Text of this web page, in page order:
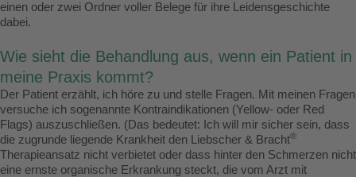
einen oder zwei Ordner voller Belege für ihre Leidensgeschichte
dabei.
Wie sieht die Behandlung aus, wenn ein Patient in
meine Praxis kommt?
Der Patient erzählt, ich höre zu und stelle Fragen. Mit meinen Fragen
versuche ich sogenannte Kontraindikationen (Yellow- oder Red
Flags) auszuschließen. (Das bedeutet: Ich will mir sicher sein, dass
die zugrunde liegende Krankheit den Liebscher & Bracht®
Therapieansatz nicht verbietet oder dass hinter den Schmerzen nicht
eine ernste organische Erkrankung steckt, die vom Arzt mit